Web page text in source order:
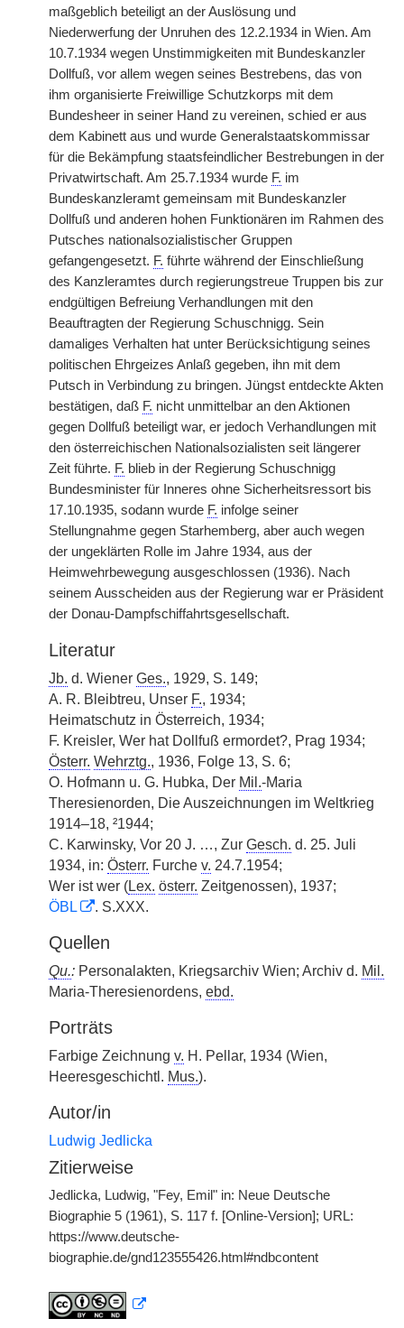
maßgeblich beteiligt an der Auslösung und
Niederwerfung der Unruhen des 12.2.1934 in Wien. Am
10.7.1934 wegen Unstimmigkeiten mit Bundeskanzler
Dollfuß, vor allem wegen seines Bestrebens, das von
ihm organisierte Freiwillige Schutzkorps mit dem
Bundesheer in seiner Hand zu vereinen, schied er aus
dem Kabinett aus und wurde Generalstaatskommissar
für die Bekämpfung staatsfeindlicher Bestrebungen in der
Privatwirtschaft. Am 25.7.1934 wurde F. im
Bundeskanzleramt gemeinsam mit Bundeskanzler
Dollfuß und anderen hohen Funktionären im Rahmen des
Putsches nationalsozialistischer Gruppen
gefangengesetzt. F. führte während der Einschließung
des Kanzleramtes durch regierungstreue Truppen bis zur
endgültigen Befreiung Verhandlungen mit den
Beauftragten der Regierung Schuschnigg. Sein
damaliges Verhalten hat unter Berücksichtigung seines
politischen Ehrgeizes Anlaß gegeben, ihn mit dem
Putsch in Verbindung zu bringen. Jüngst entdeckte Akten
bestätigen, daß F. nicht unmittelbar an den Aktionen
gegen Dollfuß beteiligt war, er jedoch Verhandlungen mit
den österreichischen Nationalsozialisten seit längerer
Zeit führte. F. blieb in der Regierung Schuschnigg
Bundesminister für Inneres ohne Sicherheitsressort bis
17.10.1935, sodann wurde F. infolge seiner
Stellungnahme gegen Starhemberg, aber auch wegen
der ungeklärten Rolle im Jahre 1934, aus der
Heimwehrbewegung ausgeschlossen (1936). Nach
seinem Ausscheiden aus der Regierung war er Präsident
der Donau-Dampfschiffahrtsgesellschaft.
Literatur
Jb. d. Wiener Ges., 1929, S. 149;
A. R. Bleibtreu, Unser F., 1934;
Heimatschutz in Österreich, 1934;
F. Kreisler, Wer hat Dollfuß ermordet?, Prag 1934;
Österr. Wehrztg., 1936, Folge 13, S. 6;
O. Hofmann u. G. Hubka, Der Mil.-Maria
Theresienorden, Die Auszeichnungen im Weltkrieg
1914–18, ²1944;
C. Karwinsky, Vor 20 J. …, Zur Gesch. d. 25. Juli
1934, in: Österr. Furche v. 24.7.1954;
Wer ist wer (Lex. österr. Zeitgenossen), 1937;
ÖBL
. S.XXX.
Quellen
Qu.: Personalakten, Kriegsarchiv Wien; Archiv d. Mil.
Maria-Theresienordens, ebd.
Porträts
Farbige Zeichnung v. H. Pellar, 1934 (Wien,
Heeresgeschichtl. Mus.).
Autor/in
Ludwig Jedlicka
Zitierweise
Jedlicka, Ludwig, "Fey, Emil" in: Neue Deutsche
Biographie 5 (1961), S. 117 f. [Online-Version]; URL:
https://www.deutsche-
biographie.de/gnd123555426.html#ndbcontent